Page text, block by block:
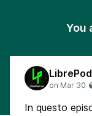
You
In questo